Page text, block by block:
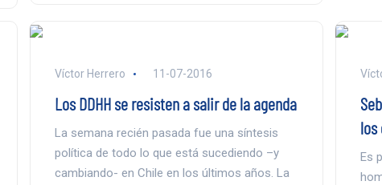
Víctor Herrero 11-07-2016
Los DDHH se resisten a salir de la agenda
La semana recién pasada fue una síntesis
política de todo lo que está sucediendo –y
cambiando- en Chile en los últimos años. La
los
Es